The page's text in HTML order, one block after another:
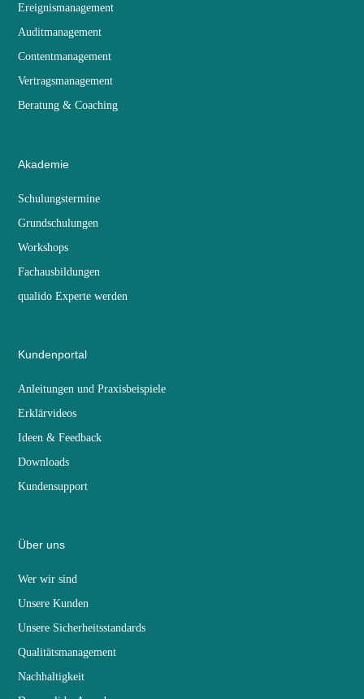
Ereignismanagement
Auditmanagement
Contentmanagement
Vertragsmanagement
Beratung & Coaching
Akademie
Schulungstermine
Grundschulungen
Workshops
Fachausbildungen
qualido Experte werden
Kundenportal
Anleitungen und Praxisbeispiele
Erklärvideos
Ideen & Feedback
Downloads
Kundensupport
Über uns
Wer wir sind
Unsere Kunden
Unsere Sicherheitsstandards
Qualitätsmanagement
Nachhaltigkeit